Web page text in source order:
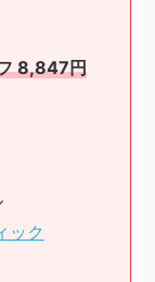
8,847円
ック